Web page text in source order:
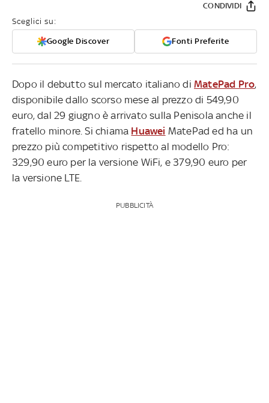
Sceglici su:
Google Discover Fonti Preferite
CONDIVIDI
Dopo il debutto sul mercato italiano di MatePad Pro,
disponibile dallo scorso mese al prezzo di 549,90
euro, dal 29 giugno è arrivato sulla Penisola anche il
fratello minore. Si chiama Huawei MatePad ed ha un
prezzo più competitivo rispetto al modello Pro:
329,90 euro per la versione WiFi, e 379,90 euro per
la versione LTE.
PUBBLICITÀ